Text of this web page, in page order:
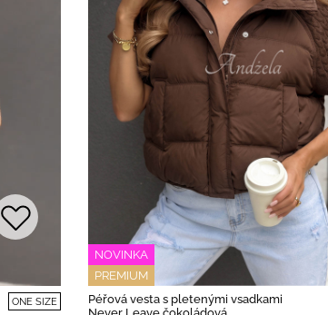
ONE SIZE
NOVINKA
PREMIUM
Péřová vesta s pletenými vsadkami